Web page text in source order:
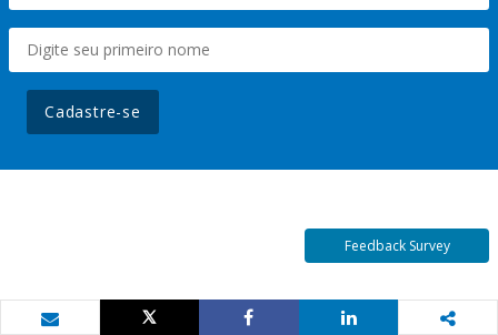
Cadastre-se
Feedback Survey